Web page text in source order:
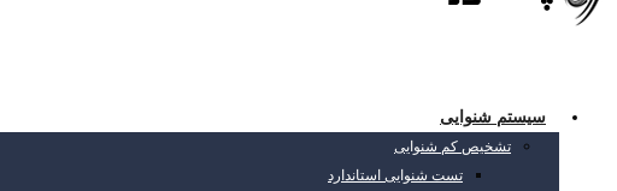
سیستم شنوایی
تشخیص کم شنوایی
تست شنوایی استاندارد